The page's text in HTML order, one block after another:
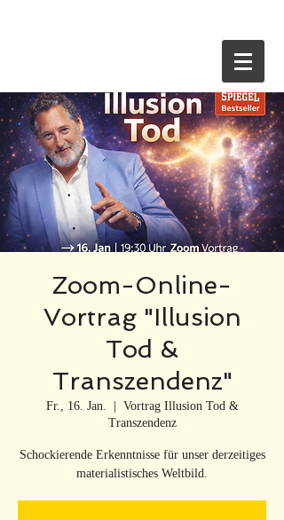
Zoom-Online-
Vortrag "Illusion
Tod &
Transzendenz"
Fr., 16. Jan.
Vortrag Illusion Tod &
Transzendenz
Schockierende Erkenntnisse für unser derzeitiges
materialistisches Weltbild.